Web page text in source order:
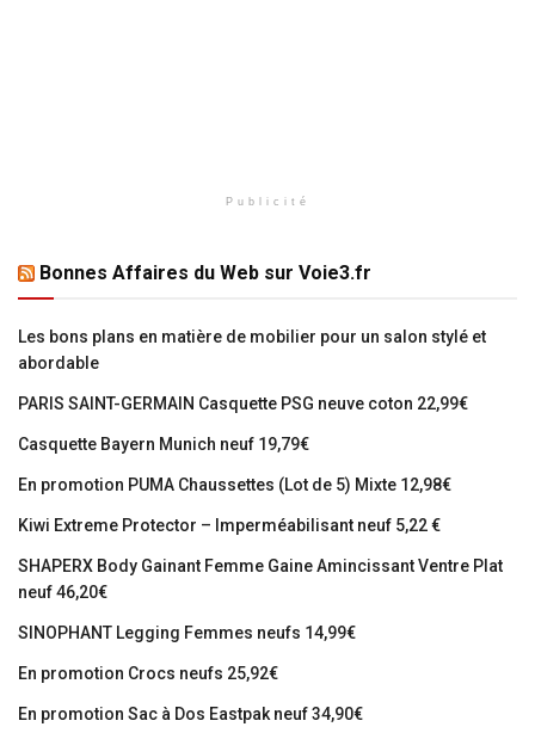
Publicité
Bonnes Affaires du Web sur Voie3.fr
Les bons plans en matière de mobilier pour un salon stylé et
abordable
PARIS SAINT-GERMAIN Casquette PSG neuve coton 22,99€
Casquette Bayern Munich neuf 19,79€
En promotion PUMA Chaussettes (Lot de 5) Mixte 12,98€
Kiwi Extreme Protector – Imperméabilisant neuf 5,22 €
SHAPERX Body Gainant Femme Gaine Amincissant Ventre Plat
neuf 46,20€
SINOPHANT Legging Femmes neufs 14,99€
En promotion Crocs neufs 25,92€
En promotion Sac à Dos Eastpak neuf 34,90€